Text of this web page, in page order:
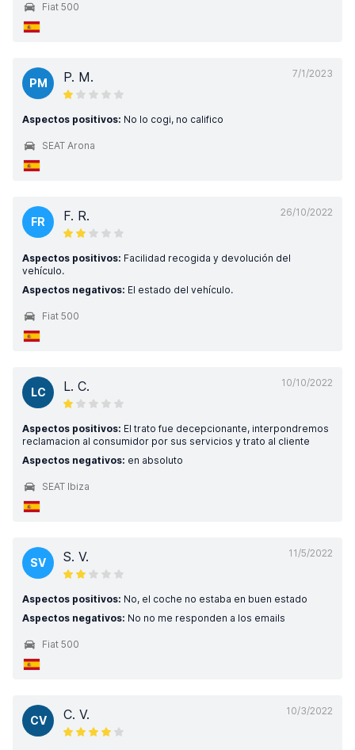
Fiat 500
7/1/2023
PM P. M.
Aspectos positivos: No lo cogi, no califico
SEAT Arona
26/10/2022
FR F. R.
Aspectos positivos: Facilidad recogida y devolución del
vehículo.
Aspectos negativos: El estado del vehículo.
Fiat 500
10/10/2022
LC L. C.
Aspectos positivos: El trato fue decepcionante, interpondremos
reclamacion al consumidor por sus servicios y trato al cliente
Aspectos negativos: en absoluto
SEAT Ibiza
11/5/2022
SV S. V.
Aspectos positivos: No, el coche no estaba en buen estado
Aspectos negativos: No no me responden a los emails
Fiat 500
10/3/2022
CV C. V.